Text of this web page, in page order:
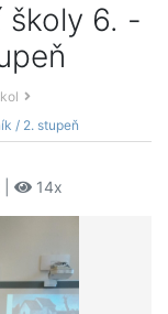
školy 6. -
/ 2. stupeň
14x